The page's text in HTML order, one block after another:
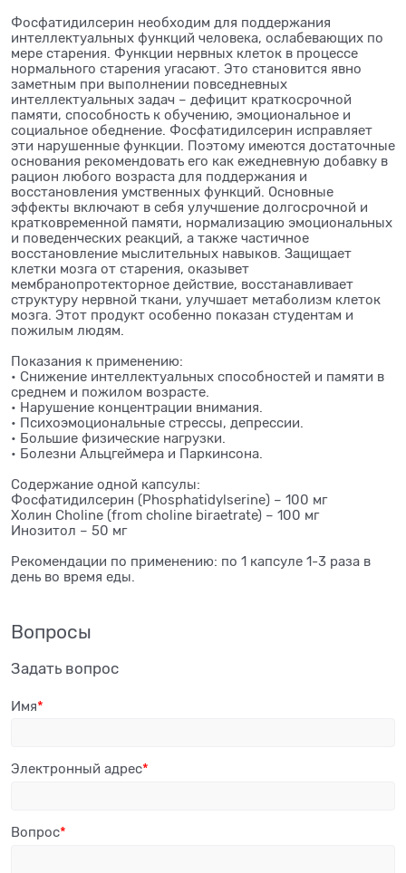
Фосфатидилсерин необходим для поддержания
интеллектуальных функций человека, ослабевающих по
мере старения. Функции нервных клеток в процессе
нормального старения угасают. Это становится явно
заметным при выполнении повседневных
интеллектуальных задач – дефицит краткосрочной
памяти, способность к обучению, эмоциональное и
социальное обеднение. Фосфатидилсерин исправляет
эти нарушенные функции. Поэтому имеются достаточные
основания рекомендовать его как ежедневную добавку в
рацион любого возраста для поддержания и
восстановления умственных функций. Основные
эффекты включают в себя улучшение долгосрочной и
кратковременной памяти, нормализацию эмоциональных
и поведенческих реакций, а также частичное
восстановление мыслительных навыков. Защищает
клетки мозга от старения, оказывет
мембранопротекторное действие, восстанавливает
структуру нервной ткани, улучшает метаболизм клеток
мозга. Этот продукт особенно показан студентам и
пожилым людям.
Показания к применению:
• Снижение интеллектуальных способностей и памяти в
среднем и пожилом возрасте.
• Нарушение концентрации внимания.
• Психоэмоциональные стрессы, депрессии.
• Большие физические нагрузки.
• Болезни Альцгеймера и Паркинсона.
Содержание одной капсулы:
Фосфатидилсерин (Phosphatidylserine) – 100 мг
Холин Choline (from choline biraetrate) – 100 мг
Инозитол – 50 мг
Рекомендации по применению: по 1 капсуле 1-3 раза в
день во время еды.
Вопросы
Задать вопрос
Имя
Электронный адрес
Вопрос